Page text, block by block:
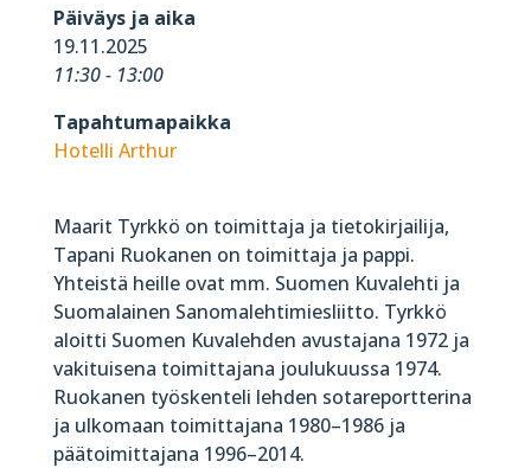
Päiväys ja aika
19.11.2025
11:30 - 13:00
Tapahtumapaikka
Hotelli Arthur
Maarit Tyrkkö on toimittaja ja tietokirjailija,
Tapani Ruokanen on toimittaja ja pappi.
Yhteistä heille ovat mm. Suomen Kuvalehti ja
Suomalainen Sanomalehtimiesliitto. Tyrkkö
aloitti Suomen Kuvalehden avustajana 1972 ja
vakituisena toimittajana joulukuussa 1974.
Ruokanen työskenteli lehden sotareportterina
ja ulkomaan toimittajana 1980–1986 ja
päätoimittajana 1996–2014.